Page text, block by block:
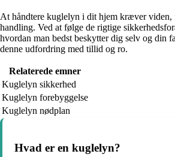
At håndtere kuglelyn i dit hjem kræver viden,
handling. Ved at følge de rigtige
hvordan man bedst beskytter dig selv og din
denne udfordring med tillid og ro.
Relaterede emner
Kuglelyn sikkerhed
Kuglelyn forebyggelse
Kuglelyn nødplan
Hvad er en kuglelyn?